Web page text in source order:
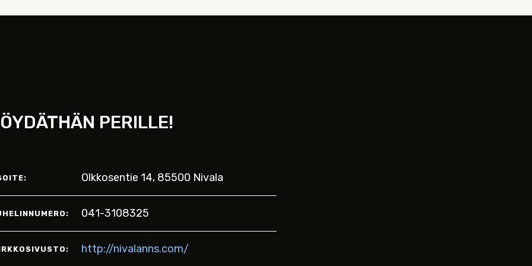
PERILLE!
Olkkosentie 14, 85500 Nivala
041-3108325
http://nivalanns.com/